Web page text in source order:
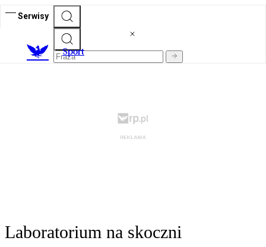
Serwisy
Sport
Laboratorium na skoczni